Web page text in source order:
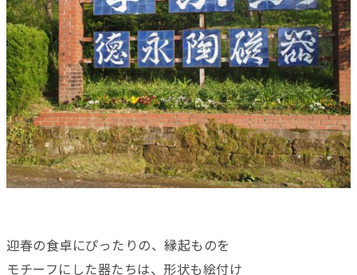
迎春の食卓にぴったりの、縁起ものを
モチーフにした器たちは、形状も絵付け